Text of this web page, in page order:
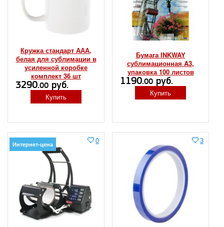
Кружка стандарт ААА,
белая для сублимации в
усиленной коробке
комплект 36 шт
3290.00 руб.
Купить
Бумага INKWAY
сублимационная A3,
упаковка 100 листов
1190.00 руб.
Купить
0
Интернет-цена 3